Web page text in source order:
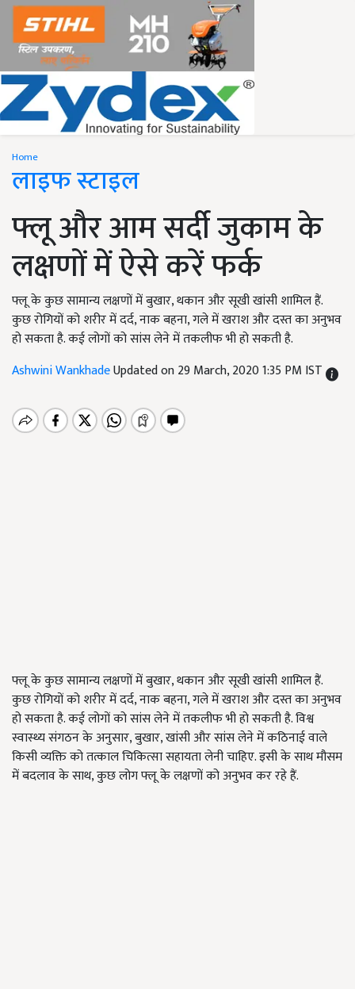
Home
लाइफ स्टाइल
फ्लू और आम सर्दी जुकाम के
लक्षणों में ऐसे करें फर्क
फ्लू के कुछ सामान्य लक्षणों में बुखार, थकान और सूखी खांसी शामिल हैं.
कुछ रोगियों को शरीर में दर्द, नाक बहना, गले में खराश और दस्त का अनुभव
हो सकता है. कई लोगों को सांस लेने में तकलीफ भी हो सकती है.
Ashwini WankhadeUpdated on 29 March, 2020 1:35 PM IST
फ्लू के कुछ सामान्य लक्षणों में बुखार, थकान और सूखी खांसी शामिल हैं.
कुछ रोगियों को शरीर में दर्द, नाक बहना, गले में खराश और दस्त का अनुभव
हो सकता है. कई लोगों को सांस लेने में तकलीफ भी हो सकती है. विश्व
स्वास्थ्य संगठन के अनुसार, बुखार, खांसी और सांस लेने में कठिनाई वाले
किसी व्यक्ति को तत्काल चिकित्सा सहायता लेनी चाहिए. इसी के साथ मौसम
में बदलाव के साथ, कुछ लोग फ्लू के लक्षणों को अनुभव कर रहे हैं.